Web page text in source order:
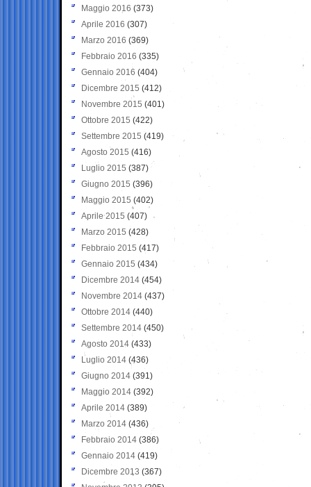
Maggio 2016 (373)
Aprile 2016 (307)
Marzo 2016 (369)
Febbraio 2016 (335)
Gennaio 2016 (404)
Dicembre 2015 (412)
Novembre 2015 (401)
Ottobre 2015 (422)
Settembre 2015 (419)
Agosto 2015 (416)
Luglio 2015 (387)
Giugno 2015 (396)
Maggio 2015 (402)
Aprile 2015 (407)
Marzo 2015 (428)
Febbraio 2015 (417)
Gennaio 2015 (434)
Dicembre 2014 (454)
Novembre 2014 (437)
Ottobre 2014 (440)
Settembre 2014 (450)
Agosto 2014 (433)
Luglio 2014 (436)
Giugno 2014 (391)
Maggio 2014 (392)
Aprile 2014 (389)
Marzo 2014 (436)
Febbraio 2014 (386)
Gennaio 2014 (419)
Dicembre 2013 (367)